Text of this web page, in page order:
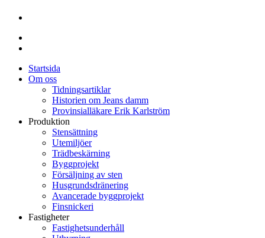
Startsida
Om oss
Tidningsartiklar
Historien om Jeans damm
Provinsialläkare Erik Karlström
Produktion
Stensättning
Utemiljöer
Trädbeskärning
Byggprojekt
Försäljning av sten
Husgrundsdränering
Avancerade byggprojekt
Finsnickeri
Fastigheter
Fastighetsunderhåll